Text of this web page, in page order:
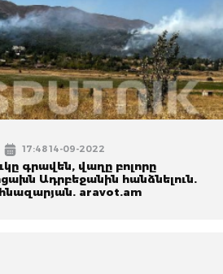
17:48 14-09-2022
գրավեն, վաղը բոլորը
Ադրբեջանին հանձնելուն.
aravot.am